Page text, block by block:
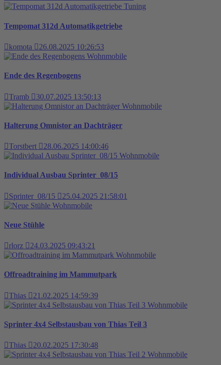
Tuning
Tempomat 312d Automatikgetriebe
komota
26.08.2025 10:26:53
Wohnmobile
Ende des Regenbogens
Tramb
30.07.2025 13:50:13
Wohnmobile
Halterung Omnistor an Dachträger
Torstbert
28.06.2025 14:00:46
Wohnmobile
Individual Ausbau Sprinter_08/15
Sprinter_08/15
25.04.2025 21:58:01
Wohnmobile
Neue Stühle
rlorz
24.03.2025 09:43:21
Wohnmobile
Offroadtraining im Mammutpark
Thias
21.02.2025 14:59:39
Wohnmobile
Sprinter 4x4 Selbstausbau von Thias Teil 3
Thias
20.02.2025 17:30:48
Wohnmobile